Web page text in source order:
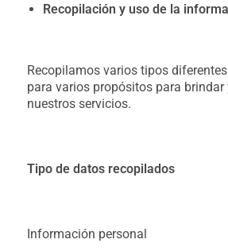
Recopilación y uso de la
Recopilamos varios tipos
para varios propósitos para brindar
nuestros servicios.
Tipo de datos recopilados
Información personal